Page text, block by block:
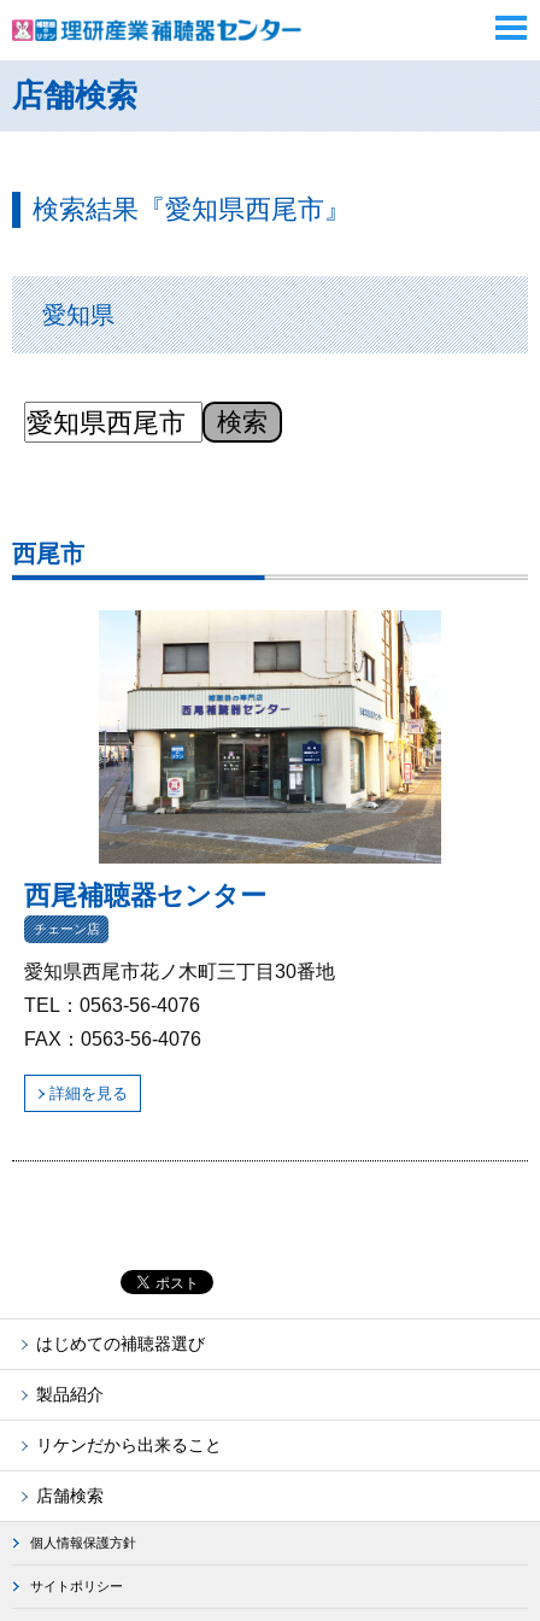
店舗検索
検索結果『愛知県西尾市』
愛知県
検索
西尾市
西尾補聴器センター
チェーン店
愛知県西尾市花ノ木町三丁目30番地
TEL：0563-56-4076
FAX：0563-56-4076
詳細を見る
はじめての補聴器選び
製品紹介
リケンだから出来ること
店舗検索
個人情報保護方針
サイトポリシー